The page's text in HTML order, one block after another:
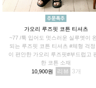
가오리 루즈핏 코튼 티셔츠
~77 /툭 입어도 멋스러운 실루엣이
되는 루즈핏 코튼 티셔츠 #체형 걱정
이 편안한 가오리 루즈핏#부드럽고
한 코튼 소재
10,900원
리뷰 3